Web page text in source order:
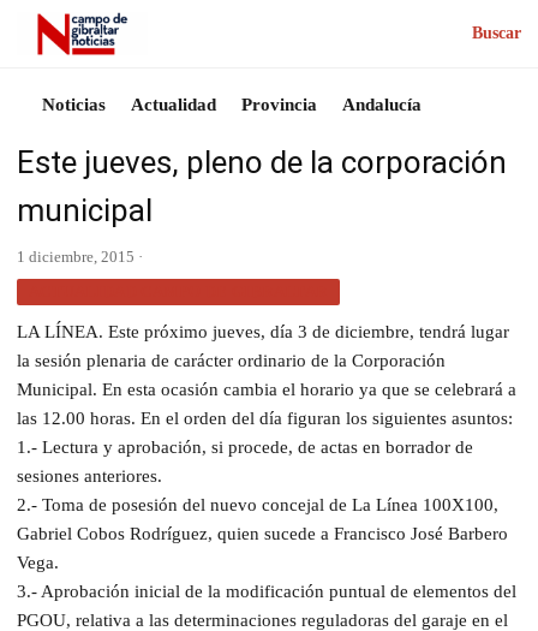
Buscar
Noticias Actualidad Provincia Andalucía
Este jueves, pleno de la corporación
municipal
1 diciembre, 2015 ·
LA LÍNEA. Este próximo jueves, día 3 de diciembre, tendrá lugar
la sesión plenaria de carácter ordinario de la Corporación
Municipal. En esta ocasión cambia el horario ya que se celebrará a
las 12.00 horas. En el orden del día figuran los siguientes asuntos:
1.- Lectura y aprobación, si procede, de actas en borrador de
sesiones anteriores.
2.- Toma de posesión del nuevo concejal de La Línea 100X100,
Gabriel Cobos Rodríguez, quien sucede a Francisco José Barbero
Vega.
3.- Aprobación inicial de la modificación puntual de elementos del
PGOU, relativa a las determinaciones reguladoras del garaje en el